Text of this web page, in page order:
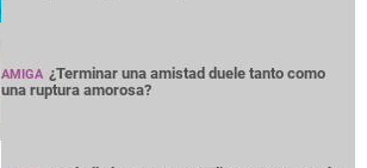
AMIGA ¿Terminar una amistad duele tanto como
una ruptura amorosa?